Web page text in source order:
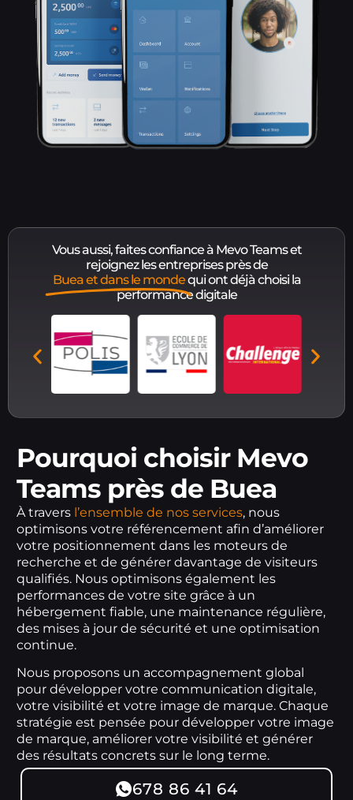
Vous aussi, faites confiance à Mevo Teams et
rejoignez les entreprises près de
Buea et dans le mondequi ont déjà choisi la
performance digitale
Pourquoi choisir Mevo
Teams près de Buea
À travers l’ensemble de nos services, nous
optimisons votre référencement afin d’améliorer
votre positionnement dans les moteurs de
recherche et de générer davantage de visiteurs
qualifiés. Nous optimisons également les
performances de votre site grâce à un
hébergement fiable, une maintenance régulière,
des mises à jour de sécurité et une optimisation
continue.
Nous proposons un accompagnement global
pour développer votre communication digitale,
votre visibilité et votre image de marque. Chaque
stratégie est pensée pour développer votre image
de marque, améliorer votre visibilité et générer
des résultats concrets sur le long terme.
678 86 41 64